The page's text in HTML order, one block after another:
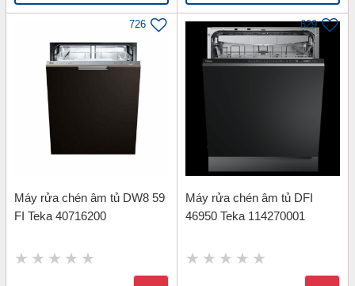
726
Máy rửa chén âm tủ DW8 59
FI Teka 40716200
629
Máy rửa chén âm tủ DFI
46950 Teka 114270001